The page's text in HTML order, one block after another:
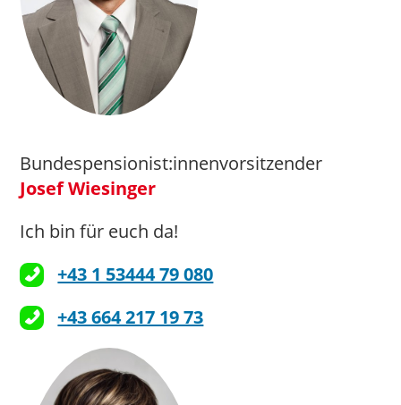
Bundespensionist:innenvorsitzender
Josef Wiesinger
Ich bin für euch da!
+43 1 53444 79 080
+43 664 217 19 73